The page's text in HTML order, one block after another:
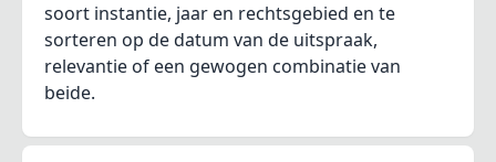
soort instantie, jaar en rechtsgebied en te
sorteren op de datum van de uitspraak,
relevantie of een gewogen combinatie van
beide.